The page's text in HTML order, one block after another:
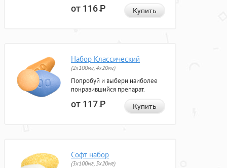
от 116Р Купить
Набор Классический
(2x100мг, 4x20мг)
Попробуй и выбери наиболее
понравившийся препарат.
от 117Р Купить
Софт набор
(3x100мг, 3x20мг)